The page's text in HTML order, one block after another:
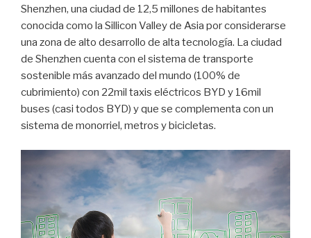
Shenzhen, una ciudad de 12,5 millones de habitantes
conocida como la Sillicon Valley de Asia por considerarse
una zona de alto desarrollo de alta tecnología. La ciudad
de Shenzhen cuenta con el sistema de transporte
sostenible más avanzado del mundo (100% de
cubrimiento) con 22mil taxis eléctricos BYD y 16mil
buses (casi todos BYD) y que se complementa con un
sistema de monorriel, metros y bicicletas.